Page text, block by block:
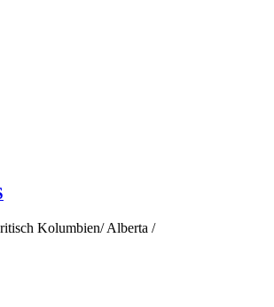
Kolumbien/ Alberta /